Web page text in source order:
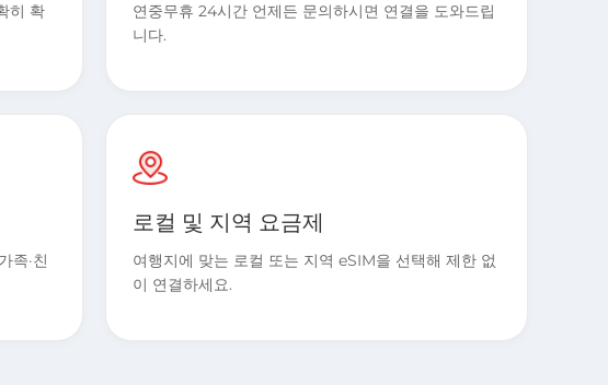
히 확
연중무휴 24시간 언제든 문의하시면 연결을 도와드립
니다.
족·친
로컬 및 지역 요금제
여행지에 맞는 로컬 또는 지역 eSIM을 선택해 제한 없
이 연결하세요.